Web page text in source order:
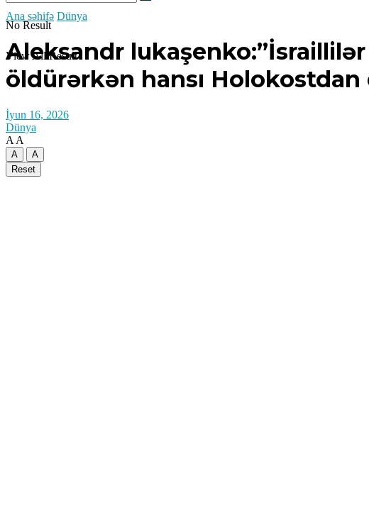
No Result
View All Result
Ana səhifə Dünya
Aleksandr lukaşenko:”İsraillilər
öldürərkən hansı Holokostdan
İyun 16, 2026
Dünya
A A
A
A
Reset